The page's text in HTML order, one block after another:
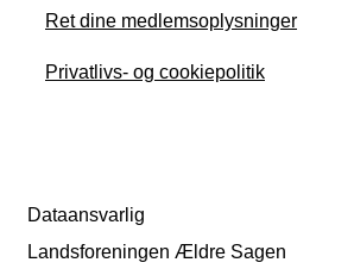
Ret dine medlemsoplysninger
Privatlivs- og cookiepolitik
Dataansvarlig
Landsforeningen Ældre Sagen